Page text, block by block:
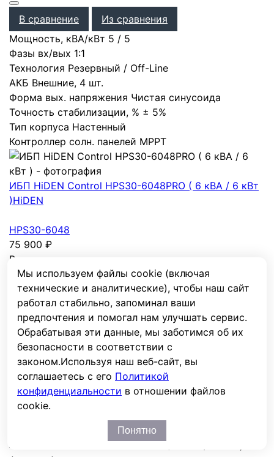
Мы используем файлы cookie (включая
технические и аналитические), чтобы наш сайт
работал стабильно, запоминал ваши
предпочтения и помогал нам улучшать сервис.
Обрабатывая эти данные, мы заботимся об их
безопасности в соответствии с
законом.Используя наш веб-сайт, вы
соглашаетесь с его Политикой
конфиденциальности в отношении файлов
cookie.
Понятно
В сравнение
Из сравнения
Мощность, кВА/кВт 5 / 5
Фазы вх/вых 1:1
Технология Резервный / Off-Line
АКБ Внешние, 4 шт.
Форма вых. напряжения Чистая синусоида
Точность стабилизации, % ± 5%
Тип корпуса Настенный
Контроллер солн. панелей MPPT
ИБП HiDEN Control HPS30-6048PRO ( 6 кВА / 6 кВт
)HiDEN
HPS30-6048
75 900 ₽
В наличии
В сравнение
Из сравнения
Мощность, кВА/кВт 6/6
Фазы вх/вых 1:1
Технология Резервный / Off-Line
АКБ Внешние,4-20 шт.
Форма вых. напряжения Чистая синусоида
Точность стабилизации, % ± 10%
среднеквадратическое
Контроллер солн. панелей